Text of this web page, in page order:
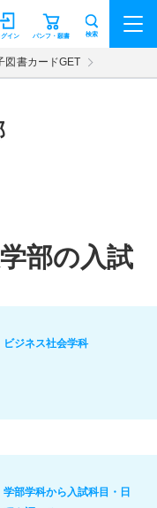
パンフ・願書
グイン 検索
図書カードGET
部の入試
ビジネス社会学科
学部学科から入試科目・日